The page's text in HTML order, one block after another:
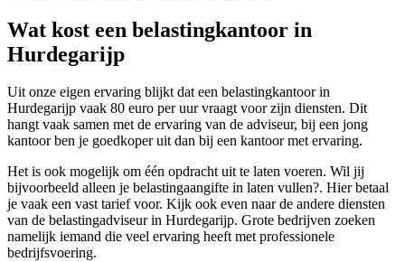
Wat kost een belastingkantoor in
Hurdegarijp
Uit onze eigen ervaring blijkt dat een belastingkantoor in
Hurdegarijp vaak 80 euro per uur vraagt voor zijn diensten. Dit
hangt vaak samen met de ervaring van de adviseur, bij een jong
kantoor ben je goedkoper uit dan bij een kantoor met ervaring.
Het is ook mogelijk om één opdracht uit te laten voeren. Wil jij
bijvoorbeeld alleen je belastingaangifte in laten vullen?. Hier betaal
je vaak een vast tarief voor. Kijk ook even naar de andere diensten
van de belastingadviseur in Hurdegarijp. Grote bedrijven zoeken
namelijk iemand die veel ervaring heeft met professionele
bedrijfsvoering.